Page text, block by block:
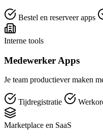
Bestel en reserveer apps
Interne tools
Medewerker Apps
Je team productiever maken
Tijdregistratie
Marketplace en SaaS